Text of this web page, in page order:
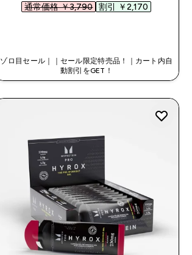
通常価格 ￥3,790‎ 割引 ￥2,170‎
ゾロ目セール｜｜セール限定特売品！｜カート内自
動割引をGET！